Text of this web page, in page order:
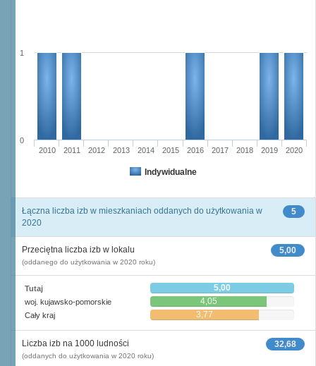
Indywidualne
2010 2011 2012 2013 2014 2015 2016 2017 2018 2019 2020
0
1
5
Łączna liczba izb w mieszkaniach oddanych do użytkowania w
2020
5,00
Przeciętna liczba izb w lokalu
(oddanego do użytkowania w 2020 roku)
Tutaj 5,00
woj. kujawsko-pomorskie 4,05
Cały kraj 3,77
32,68
Liczba izb na 1000 ludności
(oddanych do użytkowania w 2020 roku)